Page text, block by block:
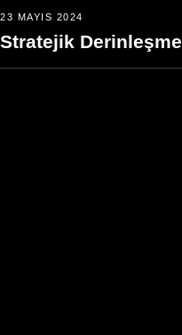
23 MAYIS 2024
Stratejik Derinleşme